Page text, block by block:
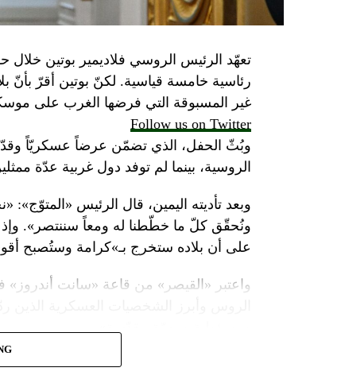
تعهّد الرئيس الروسي فلاديمير بوتين خلال
رئاسية خامسة قياسية. لكنّ بوتين أقرّ بأنّ
غير المسبوقة التي فرضها الغرب على
Follow us on Twitter
وبُثّ الحفل، الذي تضمّن عرضاً عسكريّاً
الروسية، بينما لم توفد دول غربية عدّة
وبعد تأديته اليمين، قال الرئيس
ونُحقّق كلّ ما خطّطنا له ومعاً سننتصر». وإذ
على أن بلاده ستخرج بـ»كرامة وستُصبح
واعتبر «القيصر» من قاعة «سانت
وبعدما وقف بمفرده تحت المطر بينما